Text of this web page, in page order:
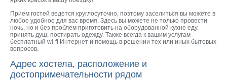
Прием гостей ведется круглосуточно, поэтому заселиться вы можете в
любое удобное для вас время. Здесь вы можете не только провести
ночь, но и без проблем приготовить на оборудованной кухне еду,
принять душ, постирать одежду. Также всегда к вашим услугам
бесплатный wi-fi Интернет и помощь в решении тех или иных бытовых
вопросов.
Адрес хостела, расположение и
достопримечательности рядом